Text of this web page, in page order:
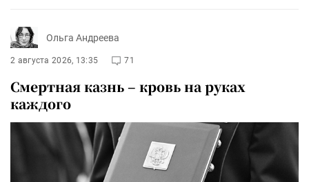
Ольга Андреева
2 августа 2026, 13:35 71
Смертная казнь – кровь на руках
каждого